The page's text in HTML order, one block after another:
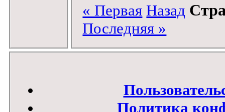
« Первая Назад
Последняя »
Политика